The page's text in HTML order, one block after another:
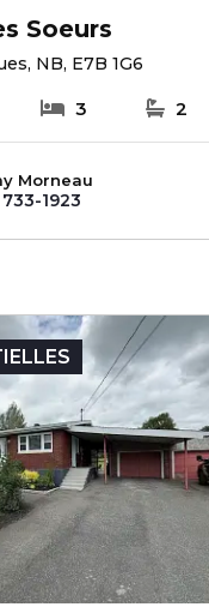
Soeurs
NB, E7B 1G6
3 2
Morneau
1923